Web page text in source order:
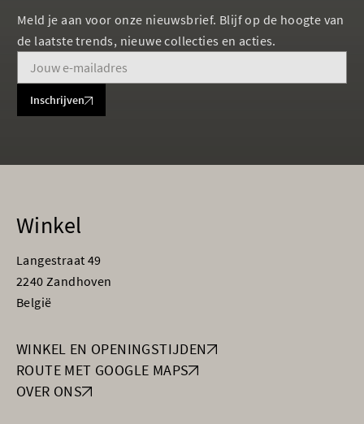
Meld je aan voor onze nieuwsbrief. Blijf op de hoogte van
de laatste trends, nieuwe collecties en acties.
Inschrijven
Winkel
Langestraat 49
2240 Zandhoven
België
WINKEL EN OPENINGSTIJDEN
ROUTE MET GOOGLE MAPS
OVER ONS